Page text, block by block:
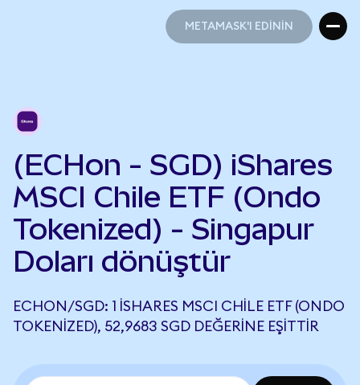
METAMASK'I EDİNİN
(ECHon - SGD) iShares
MSCI Chile ETF (Ondo
Tokenized) - Singapur
Doları dönüştür
ECHON/SGD: 1 ISHARES MSCI CHILE ETF (ONDO
TOKENIZED), 52,9683 SGD DEĞERINE EŞITTIR